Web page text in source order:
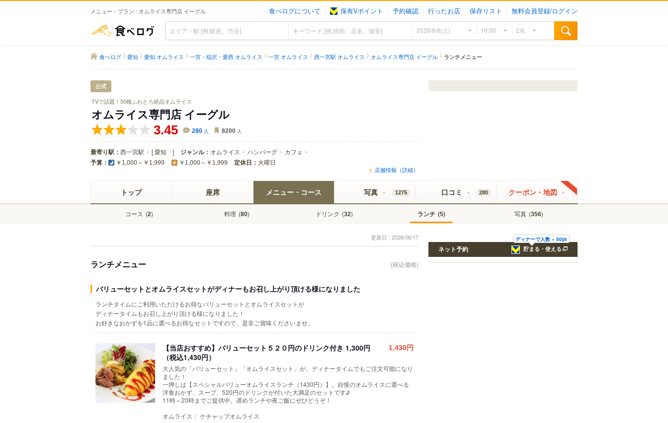
メニュー・プラン : オムライス専門店 イーグル 食べログについて 保有Vポイント 予約確認 行ったお店 保存リスト 無料会員登録/ログイン
食べログ
食べログ 愛知 愛知 オムライス 一宮・稲沢・愛西 オムライス 一宮 オムライス 西一宮駅 オムライス オムライス専門店 イーグル ランチメニュー
公式
TVで話題！50種ふわとろ絶品オムライス
オムライス専門店 イーグル
3.45 280 人 8200 人
最寄り駅： 西一宮駅 [愛知 ] ジャンル： オムライス ハンバーグ カフェ
予算： ￥1,000～￥1,999 ￥1,000～￥1,999 定休日： 火曜日
店舗情報（詳細）
トップ 座席 メニュー・コース
コース (2) 料理 (80) ドリンク (32) ランチ (5) 写真 (356)
写真 1275 口コミ 280 クーポン・地図
更新日 : 2026/06/17
ランチメニュー (税込価格)
バリューセットとオムライスセットがディナーもお召し上がり頂ける様になりました
ランチタイムにご利用いただけるお得なバリューセットとオムライスセットが
ディナータイムもお召し上がり頂ける様になりました！
お好きなおかずを1品に選べるお得なセットですので、是非ご賞味くださいませ。
【当店おすすめ】バリューセット５２０円のドリンク付き 1,300円
（税込1,430円）
1,430円
大人気の「バリューセット」「オムライスセット」が、ディナータイムでもご注文可能になり
ました！
一押しは【スペシャルバリューオムライスランチ（1430円）】。自慢のオムライスに選べる
洋食おかず、スープ、520円のドリンクが付いた大満足のセットです♪
11時～20時までご提供中。遅めランチや夜ご飯にぜひどうぞ！
オムライス： ケチャップオムライス
ディナーで人数 × 50pt
貯まる・使える
ネット予約